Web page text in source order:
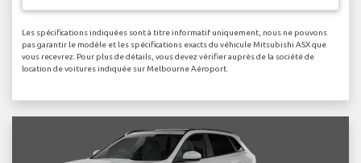
Les spécifications indiquées sont à titre informatif uniquement, nous ne pouvons
pas garantir le modèle et les spécifications exacts du véhicule Mitsubishi ASX que
vous recevrez. Pour plus de détails, vous devez vérifier auprès de la société de
location de voitures indiquée sur Melbourne Aéroport.